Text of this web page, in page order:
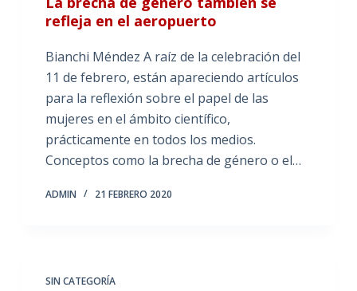
refleja en el aeropuerto
Bianchi Méndez A raíz de la celebración del
11 de febrero, están apareciendo artículos
para la reflexión sobre el papel de las
mujeres en el ámbito científico,
prácticamente en todos los medios.
Conceptos como la brecha de género o el…
ADMIN 21 FEBRERO 2020
SIN CATEGORÍA